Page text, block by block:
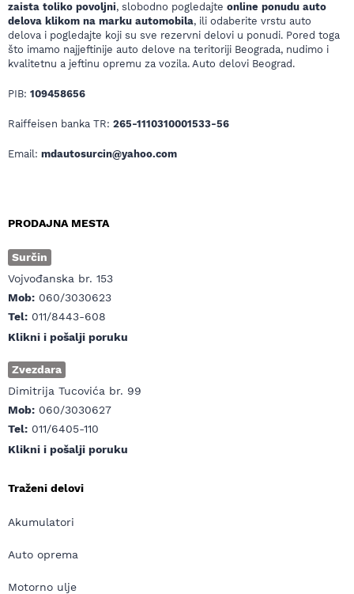
zaista toliko povoljni, slobodno pogledajte online ponudu auto
delova klikom na marku automobila, ili odaberite vrstu auto
delova i pogledajte koji su sve rezervni delovi u ponudi. Pored toga
što imamo najjeftinije auto delove na teritoriji Beograda, nudimo i
kvalitetnu a jeftinu opremu za vozila. Auto delovi Beograd.
PIB: 109458656
Raiffeisen banka TR: 265-1110310001533-56
Email: mdautosurcin@yahoo.com
PRODAJNA MESTA
Surčin
Vojvođanska br. 153
Mob: 060/3030623
Tel: 011/8443-608
Klikni i pošalji poruku
Zvezdara
Dimitrija Tucovića br. 99
Mob: 060/3030627
Tel: 011/6405-110
Klikni i pošalji poruku
Traženi delovi
Akumulatori
Auto oprema
Motorno ulje